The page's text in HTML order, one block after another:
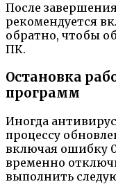
После
рекомендуется
обратно, чтобы
ПК.
Остановка
программ
Иногда
процессу
включая ошибку
временно
выполнить